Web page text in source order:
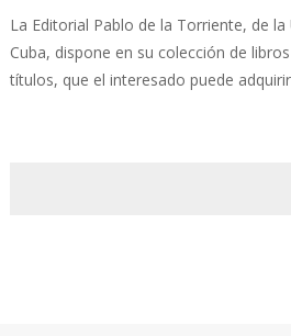
La Editorial Pablo de la Torriente, de
Cuba, dispone en su colección de
títulos, que el interesado puede